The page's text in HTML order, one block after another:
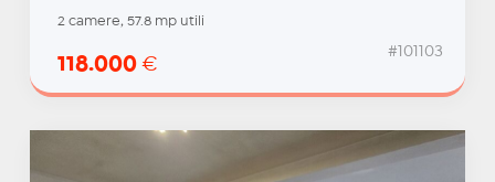
2 camere, 57.8 mp utili
118.000 €
#101103